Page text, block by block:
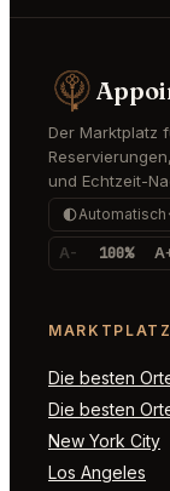
Der Marktplatz
und Echtzeit-
Automatisch
A- 100%
MARKTPLATZ
Die besten
Die besten
New York City
Los Angeles